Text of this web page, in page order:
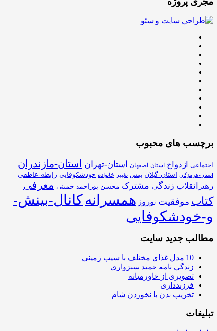
برچسب های محبوب
اجتماعی ازدواج استان-اصفهان استان-تهران استان-مازندران
استان-هرمزگان استان-گیلان بینش تغییر خانواده خودشکوفایی رابطه-عاطفی
رهبرانقلاب زندگی مشترک محسن پوراحمد خمینی معرفی
کتاب موفقیت نوروز همسرانهکانال-بینش-
و-خودشکوفایی
مطالب جدید سایت
10 مدل غذای مختلف با سیب زمینی
زندگی نامه حمید سبزواری
تصویری از خاورمیانه
فرزندداری
تخریب بدن با نخوردن شام
تبلیغات